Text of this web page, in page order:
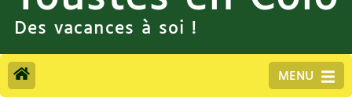
Des vacances à soi !
MENU